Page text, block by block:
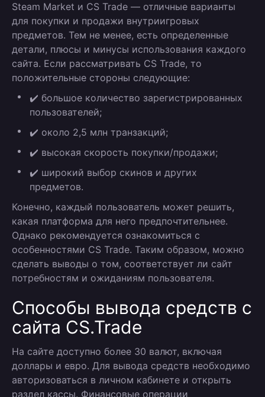
Steam Market и CS Trade — отличные варианты
для покупки и продажи внутриигровых
предметов. Тем не менее, есть определенные
детали, плюсы и минусы использования каждого
сайта. Если рассматривать CS Trade, то
положительные стороны следующие:
✔️ большое количество зарегистрированных
пользователей;
✔️ около 2,5 млн транзакций;
✔️ высокая скорость покупки/продажи;
✔️ широкий выбор скинов и других
предметов.
Конечно, каждый пользователь может решить,
какая платформа для него предпочтительнее.
Однако рекомендуется ознакомиться с
особенностями CS Trade. Таким образом, можно
сделать выводы о том, соответствует ли сайт
потребностям и ожиданиям пользователя.
Способы вывода средств с
сайта CS.Trade
На сайте доступно более 30 валют, включая
доллары и евро. Для вывода средств необходимо
авторизоваться в личном кабинете и открыть
раздел кассы. Финансовые операции